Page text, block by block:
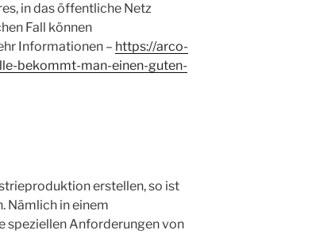
in das öffentliche Netz
Fall können
Informationen – https://arco-
bekommt-man-einen-guten-
erstellen, so ist
Nämlich in einem
speziellen Anforderungen von